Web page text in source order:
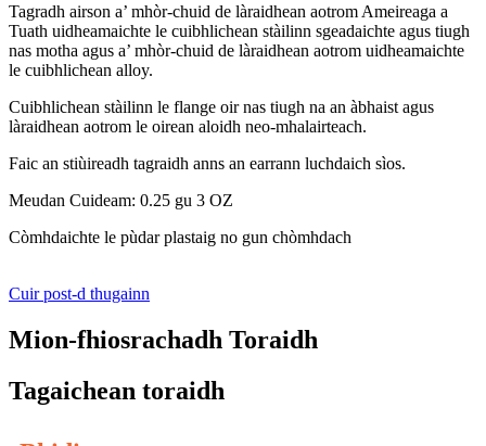
Tagradh airson a’ mhòr-chuid de làraidhean aotrom Ameireaga a
Tuath uidheamaichte le cuibhlichean stàilinn sgeadaichte agus tiugh
nas motha agus a’ mhòr-chuid de làraidhean aotrom uidheamaichte
le cuibhlichean alloy.
Cuibhlichean stàilinn le flange oir nas tiugh na an àbhaist agus
làraidhean aotrom le oirean aloidh neo-mhalairteach.
Faic an stiùireadh tagraidh anns an earrann luchdaich sìos.
Meudan Cuideam: 0.25 gu 3 OZ
Còmhdaichte le pùdar plastaig no gun chòmhdach
Cuir post-d thugainn
Mion-fhiosrachadh Toraidh
Tagaichean toraidh